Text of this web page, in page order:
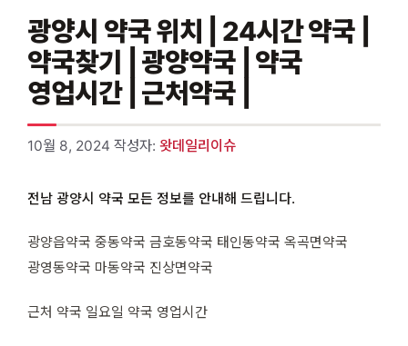
광양시 약국 위치 | 24시간 약국 |
약국찾기 | 광양약국 | 약국
영업시간 | 근처약국 |
10월 8, 2024 작성자: 왓데일리이슈
전남 광양시 약국 모든 정보를 안내해 드립니다.
광양읍약국 중동약국 금호동약국 태인동약국 옥곡면약국
광영동약국 마동약국 진상면약국
근처 약국 일요일 약국 영업시간